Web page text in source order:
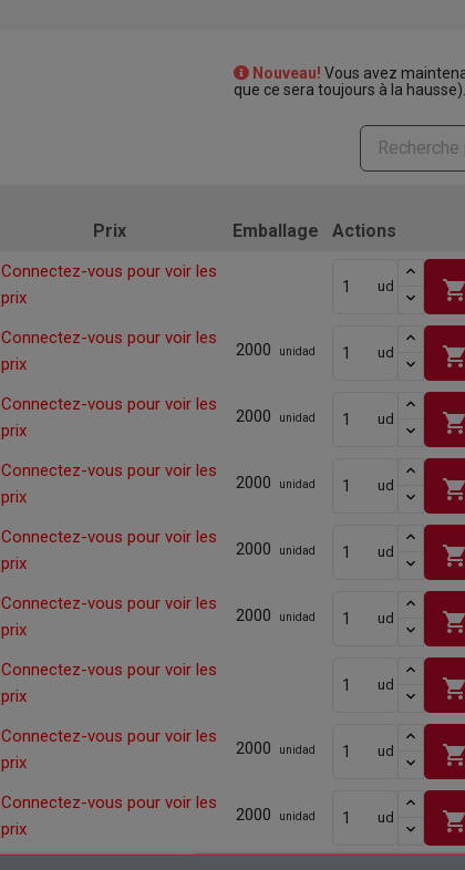
Nouveau! Vous avez
que ce sera toujours à la
Prix Emballage Actions
Connectez-vous pour voir les
prix
ud shopping_cart
Connectez-vous pour voir les
prix
2000 unidad ud shopping_cart
Connectez-vous pour voir les
prix
2000 unidad ud shopping_cart
Connectez-vous pour voir les
prix
2000 unidad ud shopping_cart
Connectez-vous pour voir les
prix
2000 unidad ud shopping_cart
Connectez-vous pour voir les
prix
2000 unidad ud shopping_cart
Connectez-vous pour voir les
prix
ud shopping_cart
Connectez-vous pour voir les
prix
2000 unidad ud shopping_cart
Connectez-vous pour voir les
prix
2000 unidad ud shopping_cart